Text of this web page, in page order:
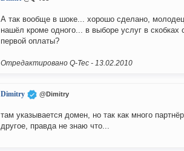
А так вообще в шоке... хорошо сделано,
нашёл кроме одного... в выборе услуг в скобках
первой оплаты?
Отредактировано Q-Tec - 13.02.2010
Dimitry @Dimitry
там указывается домен, но так как много
другое, правда не знаю что...